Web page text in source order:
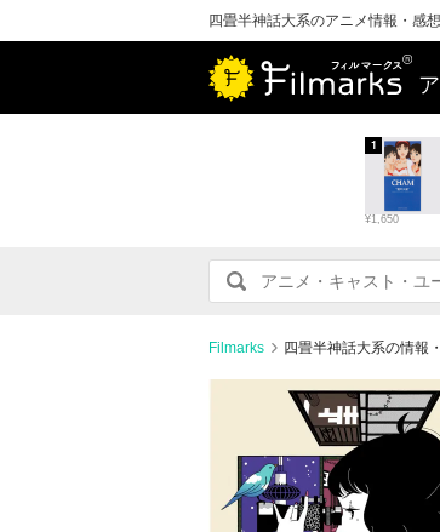
四畳半神話大系のアニメ情報・感
¥1,650
1
Filmarks 四畳半神話大系の情報